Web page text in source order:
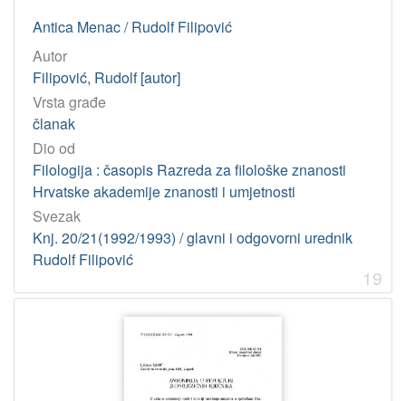
Antica Menac / Rudolf Filipović
Autor
Filipović, Rudolf [autor]
Vrsta građe
članak
Dio od
Filologija : časopis Razreda za filološke znanosti
Hrvatske akademije znanosti i umjetnosti
Svezak
Knj. 20/21(1992/1993) / glavni i odgovorni urednik
Rudolf Filipović
19